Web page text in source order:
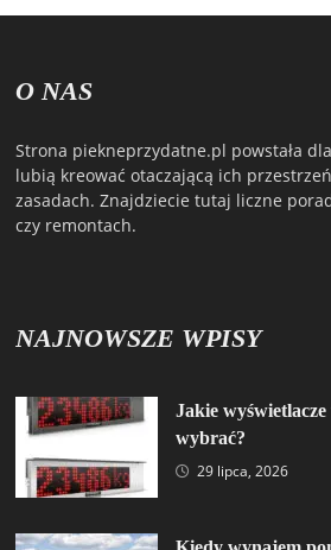
O NAS
Strona piekneprzydatne.pl powstała
lubią kreować otaczającą ich
zasadach. Znajdziecie tutaj liczne
czy remontach.
NAJNOWSZE WPISY
Jakie
wybrać?
29 lipca, 2026